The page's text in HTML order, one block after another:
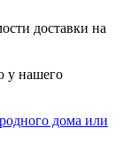
доставки на
у нашего